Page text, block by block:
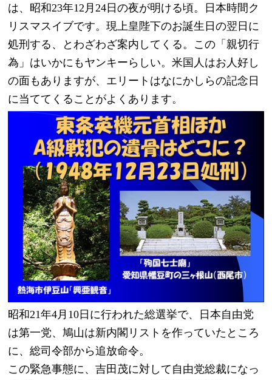
は、昭和23年12月24日の夜が明ける頃。日本時間ク
リスマスイブです。現上皇陛下のお誕生日の翌日に
処刑する、とわざわざ案内してくる。この「親切行
為」はいかにもヤンキーらしい。米国人はお人好し
の面もありますが、エリートはなにかしらの記念日
に当ててくることがよくあります。
昭和21年4月10日に行われた総選挙で、日本自由党
は第一党、鳩山は新内閣リストを作っていたところ
に、総司令部から追放命令。
この緊急事態に、吉田茂に対して自由党総裁になっ